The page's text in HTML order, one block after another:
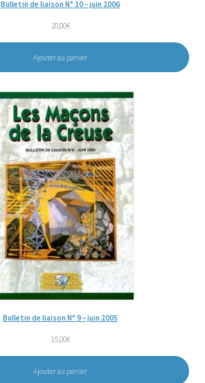
Bulletin de liaison N° 10 – juin 2006
20,00€
Ajouter au panier
Bulletin de liaison N° 9 – juin 2005
15,00€
Ajouter au panier